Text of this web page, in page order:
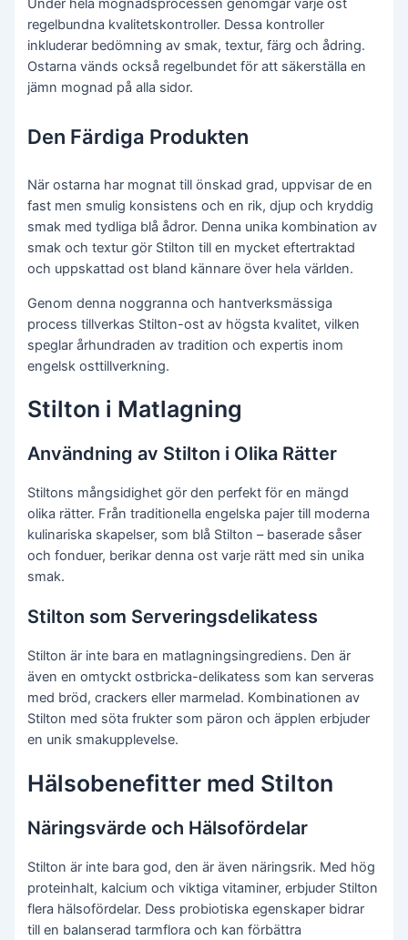
Under hela mognadsprocessen genomgår varje ost
regelbundna kvalitetskontroller. Dessa kontroller
inkluderar bedömning av smak, textur, färg och ådring.
Ostarna vänds också regelbundet för att säkerställa en
jämn mognad på alla sidor.
Den Färdiga Produkten
När ostarna har mognat till önskad grad, uppvisar de en
fast men smulig konsistens och en rik, djup och kryddig
smak med tydliga blå ådror. Denna unika kombination av
smak och textur gör Stilton till en mycket eftertraktad
och uppskattad ost bland kännare över hela världen.
Genom denna noggranna och hantverksmässiga
process tillverkas Stilton-ost av högsta kvalitet, vilken
speglar århundraden av tradition och expertis inom
engelsk osttillverkning.
Stilton i Matlagning
Användning av Stilton i Olika Rätter
Stiltons mångsidighet gör den perfekt för en mängd
olika rätter. Från traditionella engelska pajer till moderna
kulinariska skapelser, som blå Stilton – baserade såser
och fonduer, berikar denna ost varje rätt med sin unika
smak.
Stilton som Serveringsdelikatess
Stilton är inte bara en matlagningsingrediens. Den är
även en omtyckt ostbricka-delikatess som kan serveras
med bröd, crackers eller marmelad. Kombinationen av
Stilton med söta frukter som päron och äpplen erbjuder
en unik smakupplevelse.
Hälsobenefitter med Stilton
Näringsvärde och Hälsofördelar
Stilton är inte bara god, den är även näringsrik. Med hög
proteinhalt, kalcium och viktiga vitaminer, erbjuder Stilton
flera hälsofördelar. Dess probiotiska egenskaper bidrar
till en balanserad tarmflora och kan förbättra